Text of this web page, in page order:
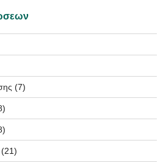
(7)
(21)